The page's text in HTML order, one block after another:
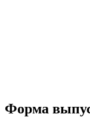
Форма